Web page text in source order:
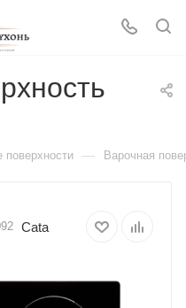
поверхности — Варочная
Cata